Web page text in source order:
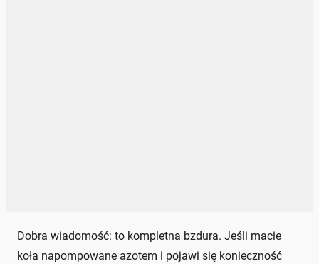
Dobra wiadomość: to kompletna bzdura. Jeśli macie
koła napompowane azotem i pojawi się konieczność